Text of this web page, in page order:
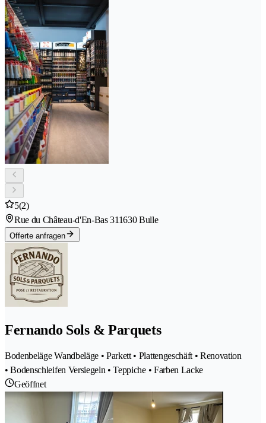
5(2)
Rue du Château-d'En-Bas 311630 Bulle
Offerte anfragen
Fernando Sols & Parquets
Bodenbeläge Wandbeläge • Parkett • Plattengeschäft • Renovation
• Bodenschleifen Versiegeln • Teppiche • Farben Lacke
Geöffnet